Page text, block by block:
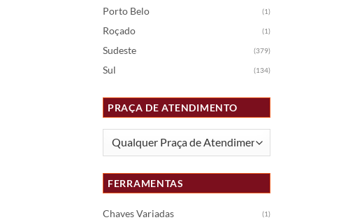
Porto Belo (1)
Roçado (1)
Sudeste (379)
Sul (134)
PRAÇA DE ATENDIMENTO
FERRAMENTAS
Chaves Variadas (1)